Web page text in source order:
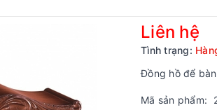
Liên hệ
Tình trạng:
Đồng hồ để
Mã sản phẩm: